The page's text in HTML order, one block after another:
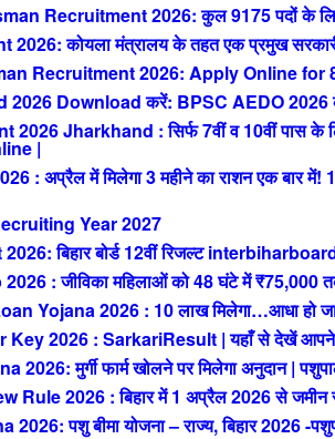
Recruitment 2026: कुल 9175 पदों के लिए
कोयला मंत्रालय के तहत एक प्रमुख
Recruitment 2026: Apply Online for
Download करें: BPSC AEDO 2026 के
Jharkhand : सिर्फ 7वीं व 10वीं पास के
|
: अप्रैल में मिलेगा 3 महीने का राशन एक बार में!
Year 2027
बिहार बोर्ड 12वीं रिजल्ट
: जीविका महिलाओं को 48 घंटे में
Yojana 2026 : 10 लाख मिलेगा…आधा हो
2026 : SarkariResult | यहाँ से देखें आपने
मुर्गी फार्म खोलने पर मिलेगा अनुदान |
2026 : बिहार में 1 अप्रैल 2026 से जमीन
पशु बीमा योजना – राज्य, बिहार 2026 -